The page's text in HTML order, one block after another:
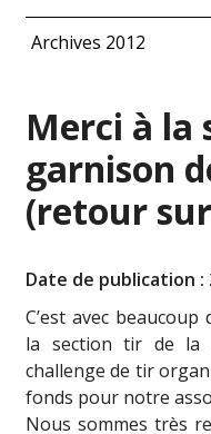
Archives 2012
Merci à la
garnison
(retour
Date de publication :
C’est avec
la section tir de la
challenge de tir
fonds pour notre
Nous sommes très